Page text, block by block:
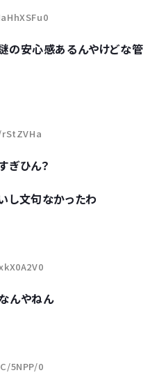
の安心感あるんやけどな管
ぎひん？
し文句なかったわ
んやねん
5NPP/0